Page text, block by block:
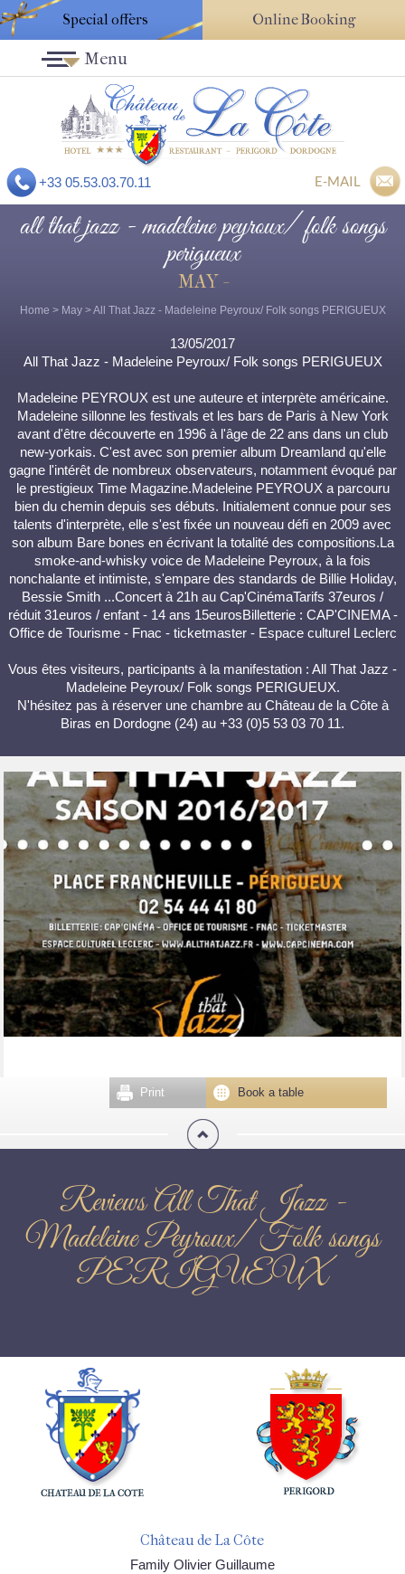
Special offers Online Booking
+33 05.53.03.70.11 E-MAIL
Menu
all that jazz - madeleine peyroux/ folk songs
perigueux
MAY -
Home > May> All That Jazz - Madeleine Peyroux/ Folk songs PERIGUEUX
13/05/2017
All That Jazz - Madeleine Peyroux/ Folk songs PERIGUEUX
Madeleine PEYROUX est une auteure et interprète américaine.
Madeleine sillonne les festivals et les bars de Paris à New York
avant d'être découverte en 1996 à l'âge de 22 ans dans un club
new-yorkais. C'est avec son premier album Dreamland qu'elle
gagne l'intérêt de nombreux observateurs, notamment évoqué par
le prestigieux Time Magazine.Madeleine PEYROUX a parcouru
bien du chemin depuis ses débuts. Initialement connue pour ses
talents d'interprète, elle s'est fixée un nouveau défi en 2009 avec
son album Bare bones en écrivant la totalité des compositions.La
smoke-and-whisky voice de Madeleine Peyroux, à la fois
nonchalante et intimiste, s'empare des standards de Billie Holiday,
Bessie Smith ...Concert à 21h au Cap'CinémaTarifs 37euros /
réduit 31euros / enfant - 14 ans 15eurosBilletterie : CAP'CINEMA -
Office de Tourisme - Fnac - ticketmaster - Espace culturel Leclerc
Vous êtes visiteurs, participants à la manifestation : All That Jazz -
Madeleine Peyroux/ Folk songs PERIGUEUX.
N'hésitez pas à réserver une chambre au Château de la Côte à
Biras en Dordogne (24) au +33 (0)5 53 03 70 11.
Book a table
Print
Reviews All That Jazz -
Madeleine Peyroux/ Folk songs
PERIGUEUX
Château de La Côte
Family Olivier Guillaume